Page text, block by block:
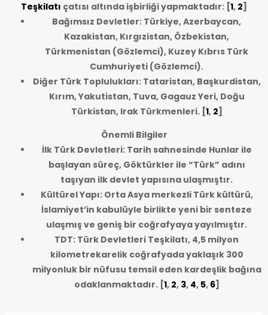
Teşkilatı çatısı altında işbirliği yapmaktadır: [1, 2]
Bağımsız Devletler: Türkiye, Azerbaycan,
Kazakistan, Kırgızistan, Özbekistan,
Türkmenistan (Gözlemci), Kuzey Kıbrıs Türk
Cumhuriyeti (Gözlemci).
Diğer Türk Toplulukları: Tataristan, Başkurdistan,
Kırım, Yakutistan, Tuva, Gagauz Yeri, Doğu
Türkistan, Irak Türkmenleri.[1, 2]
Önemli Bilgiler
İlk Türk Devletleri: Tarih sahnesinde Hunlar ile
başlayan süreç, Göktürkler ile “Türk” adını
taşıyan ilk devlet yapısına ulaşmıştır.
Kültürel Yapı: Orta Asya merkezli Türk kültürü,
İslamiyet’in kabulüyle birlikte yeni bir senteze
ulaşmış ve geniş bir coğrafyaya yayılmıştır.
TDT: Türk Devletleri Teşkilatı, 4,5 milyon
kilometrekarelik coğrafyada yaklaşık 300
milyonluk bir nüfusu temsil eden kardeşlik bağına
odaklanmaktadır.[1, 2, 3, 4, 5, 6]